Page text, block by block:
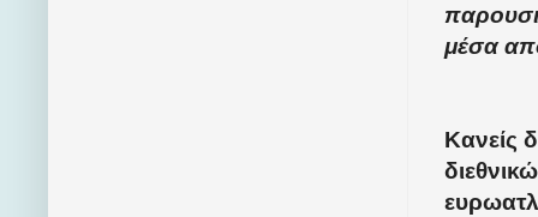
μέσα
Κανείς